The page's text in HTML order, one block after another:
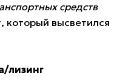
средств
который высветился
лизинг